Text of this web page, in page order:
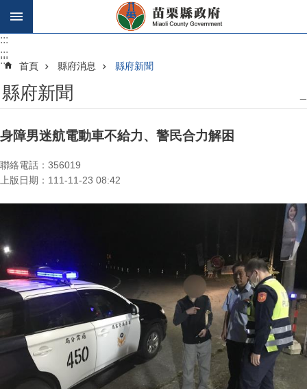
跳到主要內容區塊
:::
:::
::: 首頁 縣府消息 縣府新聞
縣府新聞
身障男迷航電動車不給力、警民合力解困
聯絡電話：356019
上版日期：111-11-23 08:42